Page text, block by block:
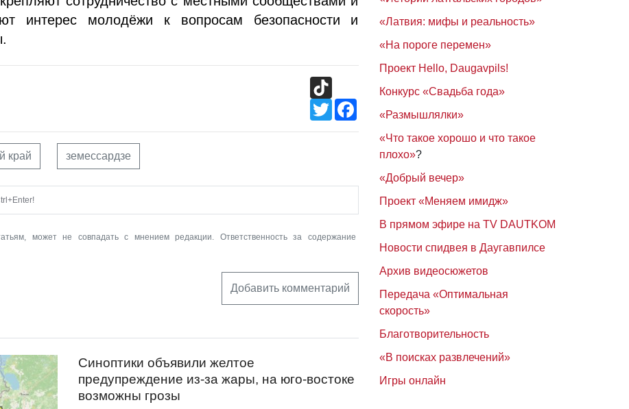
интерес молодёжи к вопросам безопасности и
TikTok
TwitterFacebook
край земессардзе
может не совпадать с мнением редакции. Ответственность за содержание
Добавить комментарий
Синоптики объявили желтое
предупреждение из-за жары, на юго-востоке
возможны грозы
«Латвия: мифы и реальность»
«На пороге перемен»
Проект Hello, Daugavpils!
Конкурс «Свадьба года»
«Размышлялки»
«Что такое хорошо и что такое
плохо»?
«Добрый вечер»
Проект «Меняем имидж»
В прямом эфире на TV DAUTKOM
Новости спидвея в Даугавпилсе
Архив видеосюжетов
Передача «Оптимальная
скорость»
Благотворительность
«В поисках развлечений»
Игры онлайн